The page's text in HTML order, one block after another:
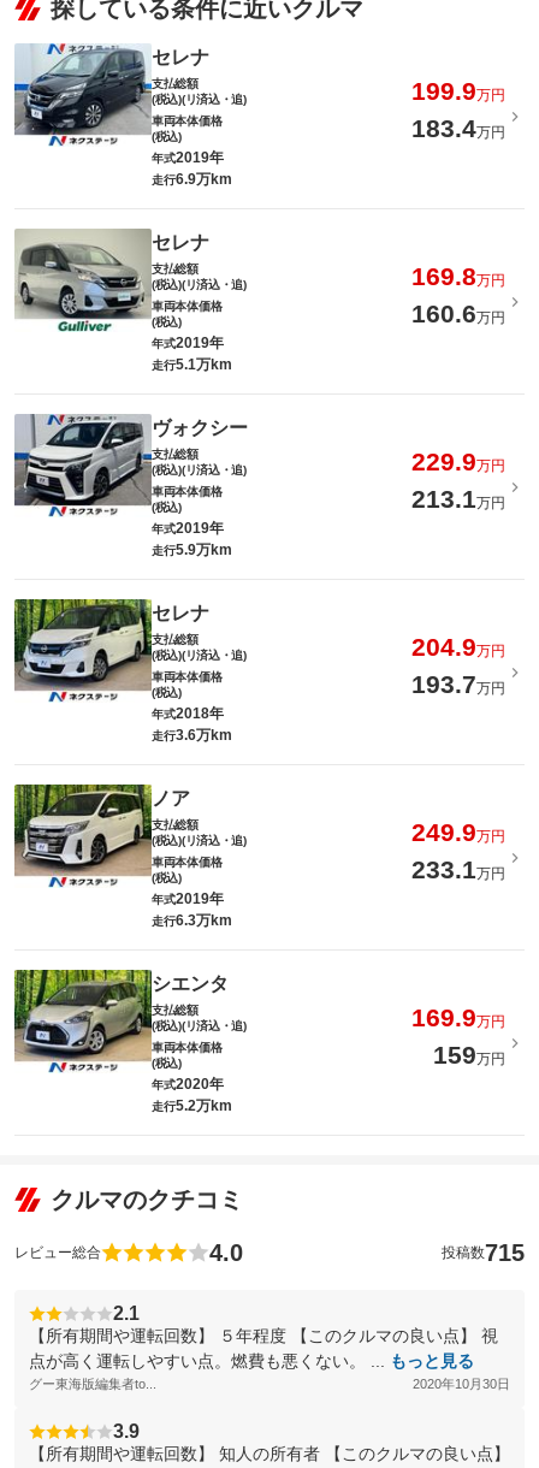
探している条件に近いクルマ
セレナ
支払総額
(税込)(リ済込・追)
199.9万円
車両本体価格
(税込)
183.4万円
年式2019年
走行6.9万km
セレナ
支払総額
(税込)(リ済込・追)
169.8万円
車両本体価格
(税込)
160.6万円
年式2019年
走行5.1万km
ヴォクシー
支払総額
(税込)(リ済込・追)
229.9万円
車両本体価格
(税込)
213.1万円
年式2019年
走行5.9万km
セレナ
支払総額
(税込)(リ済込・追)
204.9万円
車両本体価格
(税込)
193.7万円
年式2018年
走行3.6万km
ノア
支払総額
(税込)(リ済込・追)
249.9万円
車両本体価格
(税込)
233.1万円
年式2019年
走行6.3万km
シエンタ
支払総額
(税込)(リ済込・追)
169.9万円
車両本体価格
(税込)
159万円
年式2020年
走行5.2万km
クルマのクチコミ
レビュー総合 4.0 投稿数715
2.1
【所有期間や運転回数】 ５年程度 【このクルマの良い点】 視
点が高く運転しやすい点。燃費も悪くない。 ...
もっと見る
グー東海版編集者to... 2020年10月30日
3.9
【所有期間や運転回数】 知人の所有者 【このクルマの良い点】